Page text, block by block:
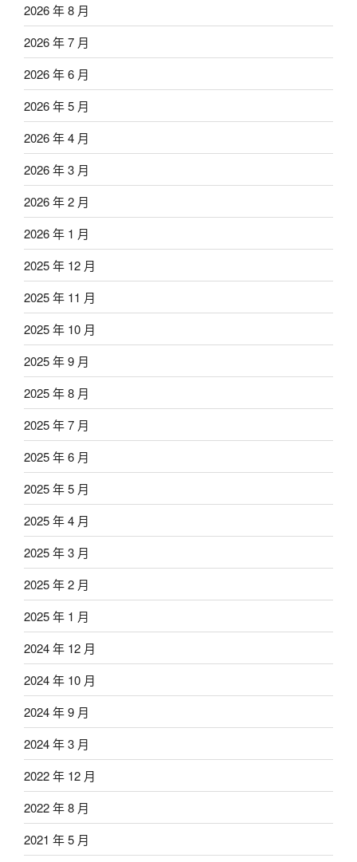
2026 年 8 月
2026 年 7 月
2026 年 6 月
2026 年 5 月
2026 年 4 月
2026 年 3 月
2026 年 2 月
2026 年 1 月
2025 年 12 月
2025 年 11 月
2025 年 10 月
2025 年 9 月
2025 年 8 月
2025 年 7 月
2025 年 6 月
2025 年 5 月
2025 年 4 月
2025 年 3 月
2025 年 2 月
2025 年 1 月
2024 年 12 月
2024 年 10 月
2024 年 9 月
2024 年 3 月
2022 年 12 月
2022 年 8 月
2021 年 5 月